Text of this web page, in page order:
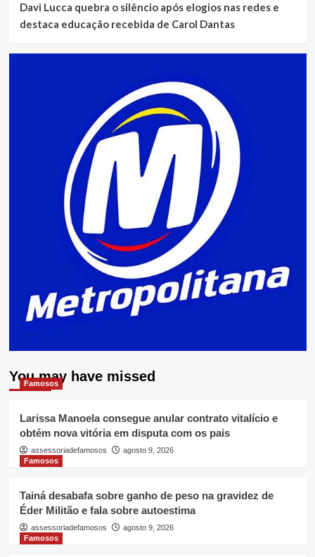
Davi Lucca quebra o silêncio após elogios nas redes e
destaca educação recebida de Carol Dantas
You may have missed
Famosos
Larissa Manoela consegue anular contrato vitalício e
obtém nova vitória em disputa com os pais
assessoriadefamosos
agosto 9, 2026
Famosos
Tainá desabafa sobre ganho de peso na gravidez de
Éder Militão e fala sobre autoestima
assessoriadefamosos
agosto 9, 2026
Famosos